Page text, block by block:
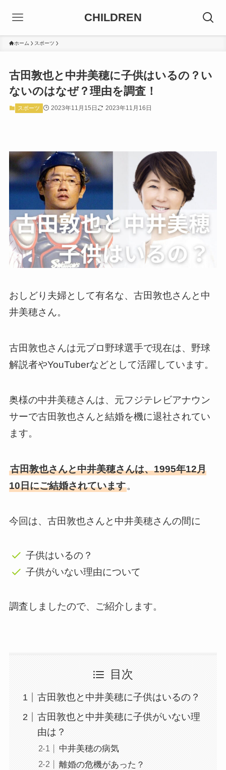
CHILDREN
ホーム スポーツ
古田敦也と中井美穂に子供はいるの？い
ないのはなぜ？理由を調査！
スポーツ 2023年11月15日 2023年11月16日
おしどり夫婦として有名な、古田敦也さんと中
井美穂さん。
古田敦也さんは元プロ野球選手で現在は、野球
解説者やYouTuberなどとして活躍しています。
奥様の中井美穂さんは、元フジテレビアナウン
サーで古田敦也さんと結婚を機に退社されてい
ます。
古田敦也さんと中井美穂さんは、1995年12月
10日にご結婚されています。
今回は、古田敦也さんと中井美穂さんの間に
子供はいるの？
子供がいない理由について
調査しましたので、ご紹介します。
目次
古田敦也と中井美穂に子供はいるの？
古田敦也と中井美穂に子供がいない理
由は？
中井美穂の病気
離婚の危機があった？